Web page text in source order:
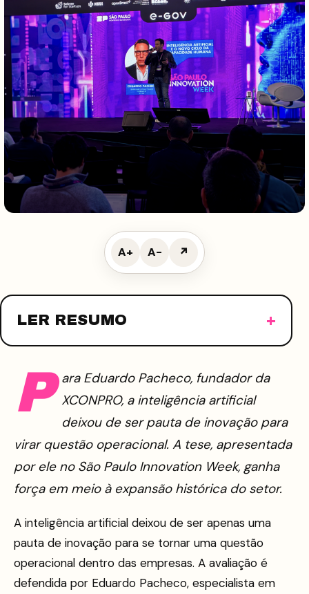
A+ A− ↗
LER RESUMO
P ara Eduardo Pacheco, fundador da
XCONPRO, a inteligência artificial
deixou de ser pauta de inovação para
virar questão operacional. A tese, apresentada
por ele no São Paulo Innovation Week, ganha
força em meio à expansão histórica do setor.
A inteligência artificial deixou de ser apenas uma
pauta de inovação para se tornar uma questão
operacional dentro das empresas. A avaliação é
defendida por Eduardo Pacheco, especialista em